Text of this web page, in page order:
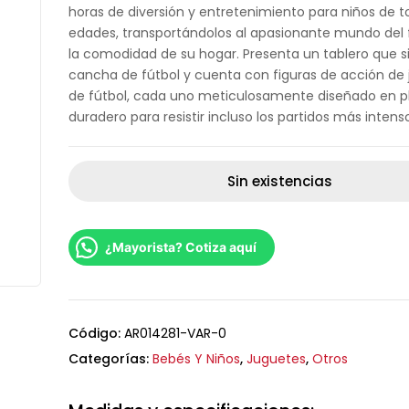
horas de diversión y entretenimiento para niños de
edades, transportándolos al apasionante mundo
la comodidad de su hogar. Presenta un tablero que
cancha de fútbol y cuenta con figuras de acción de
de fútbol, cada uno meticulosamente diseñado en
duradero para resistir incluso los partidos más
Sin existencias
¿Mayorista? Cotiza aquí
Código: AR014281-VAR-0
Categorías: Bebés Y Niños, Juguetes, Otros